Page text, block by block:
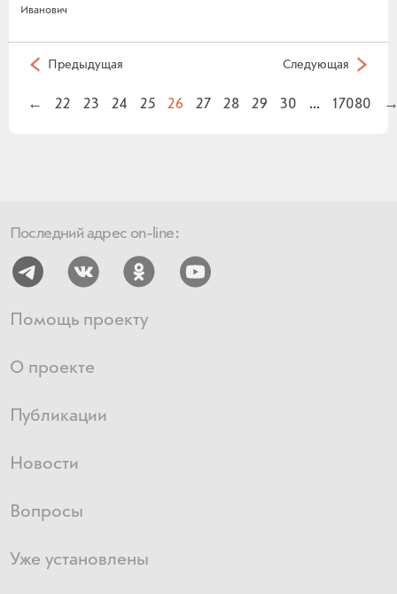
Иванович
Предыдущая Следующая
← 22 23 24 25 26 27 28 29 30 ... 17080
Последний адрес on-line:
Помощь проекту
О проекте
Публикации
Новости
Вопросы
Уже установлены